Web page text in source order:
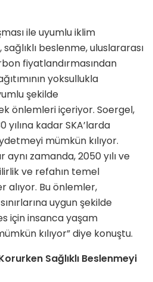
ile uyumlu iklim
sağlıklı beslenme, uluslararası
fiyatlandırmasından
yoksullukla
şekilde
önlemleri içeriyor. Soergel,
yılına kadar SKA’larda
mümkün kılıyor.
zamanda, 2050 yılı ve
ve refahın temel
alıyor. Bu önlemler,
uygun şekilde
için insanca yaşam
kılıyor” diye konuştu.
Sağlıklı Beslenmeyi